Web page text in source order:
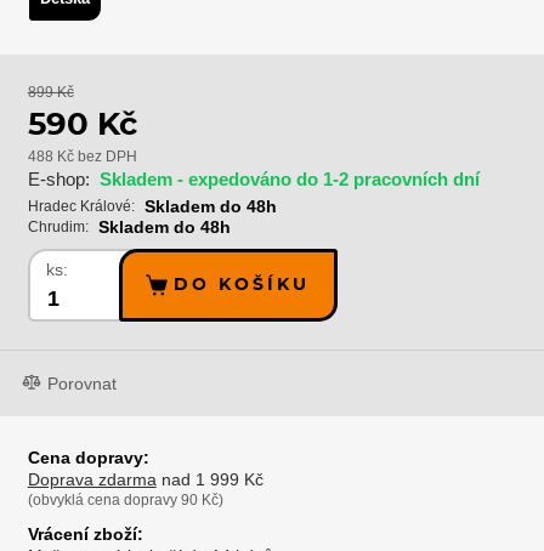
899 Kč
590 Kč
488 Kč bez DPH
E-shop: Skladem - expedováno do 1-2 pracovních dní
Hradec Králové: Skladem do 48h
Chrudim: Skladem do 48h
ks:
DO KOŠÍKU
Porovnat
Cena dopravy:
Doprava zdarmanad 1 999 Kč
(obvyklá cena dopravy 90 Kč)
Vrácení zboží: